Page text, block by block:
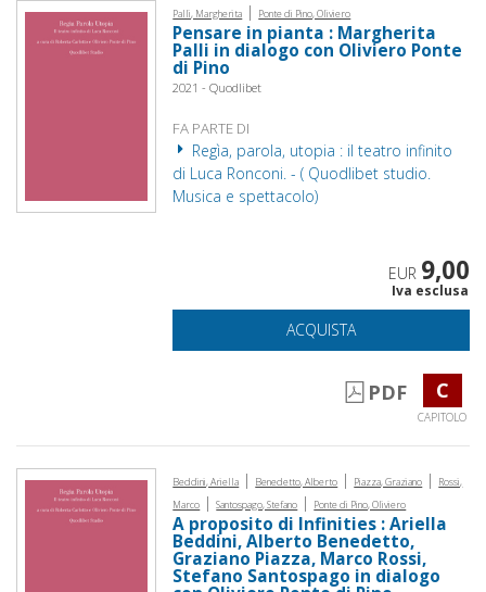
Palli, Margherita | Ponte di Pino, Oliviero
Pensare in pianta : Margherita
Palli in dialogo con Oliviero Ponte
di Pino
2021 - Quodlibet
FA PARTE DI
Regìa, parola, utopia : il teatro infinito
di Luca Ronconi. - ( Quodlibet studio.
Musica e spettacolo)
EUR 9,00
Iva esclusa
ACQUISTA
PDF C
CAPITOLO
Beddini, Ariella | Benedetto, Alberto | Piazza, Graziano |
Rossi,
Marco | Santospago, Stefano | Ponte di Pino, Oliviero
A proposito di Infinities : Ariella
Beddini, Alberto Benedetto,
Graziano Piazza, Marco Rossi,
Stefano Santospago in dialogo